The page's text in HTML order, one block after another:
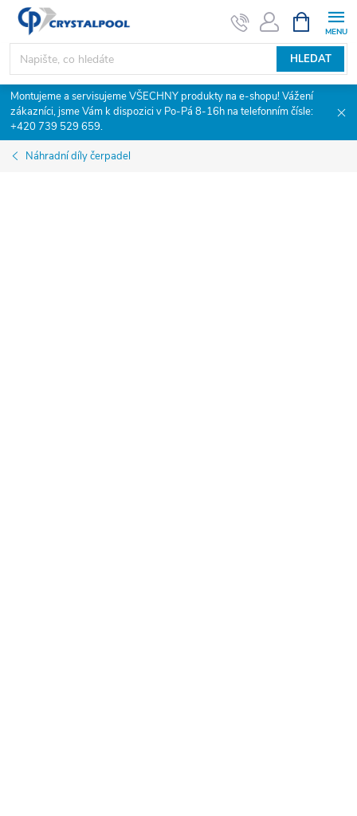
Přejít
obsah
HLEDAT
NÁKUPNÍ
KOŠÍK
Montujeme a servisujeme VŠECHNY produkty na e-shopu! Vážení
zákazníci, jsme Vám k dispozici v Po-Pá 8-16h na telefonním čísle:
+420 739 529 659.
Náhradní díly čerpadel